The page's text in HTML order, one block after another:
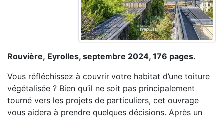
Rouvière, Eyrolles, septembre 2024, 176 pages.
Vous réfléchissez à couvrir votre habitat d’une toiture
végétalisée ? Bien qu’il ne soit pas principalement
tourné vers les projets de particuliers, cet ouvrage
vous aidera à prendre quelques décisions. Après un